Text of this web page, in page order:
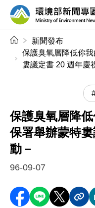
前往中央內容區塊
環境部新
新聞發布
保護臭氧層降低你
婁議定書 20 週年慶
保護臭氧層降
保署舉辦蒙特
動－
96-09-07
分享至 Facebook
分享到 LINE
分享到 X
分